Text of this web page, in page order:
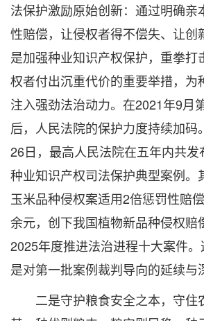
法保护激励原始创新：通过明确亲
性赔偿，让侵权者得不偿失、让创
是加强种业知识产权保护，重拳打
权者付出沉重代价的重要举措，为
注入强劲法治动力。在2021年9月
后，人民法院的保护力度持续加码
26日，最高人民法院在五年内共
种业知识产权司法保护典型案例。
玉米品种侵权案适用2倍惩罚性赔
余元，创下我国植物新品种侵权赔
2025年度推进法治进程十大案件
是对第一批案例裁判导向的延续与
二是守护粮食安全之本，守住